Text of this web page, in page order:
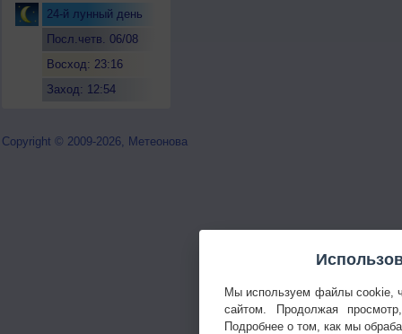
24-й лунный день
Посл.четв. 06/08
Восход: 23:16
Заход: 12:54
Copyright © 2009-2026, Метеонова
Мы используем файлы cookie,
сайтом. Продолжая
Подробнее о том, как мы